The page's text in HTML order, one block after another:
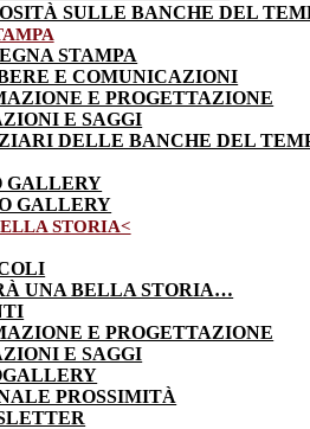
SULLE BANCHE DEL
STAMPA
E COMUNICAZIONI
E PROGETTAZIONE
E SAGGI
DELLE BANCHE DEL
GALLERY
GALLERY
STORIA<
UNA BELLA STORIA…
E PROGETTAZIONE
E SAGGI
PROSSIMITÀ